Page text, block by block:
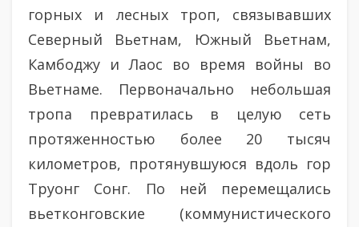
горных и лесных троп, связывавших
Северный Вьетнам, Южный Вьетнам,
Камбоджу и Лаос во время войны во
Вьетнаме. Первоначально небольшая
тропа превратилась в целую сеть
протяженностью более 20 тысяч
километров, протянувшуюся вдоль гор
Труонг Сонг. По ней перемещались
вьетконговские (коммунистического